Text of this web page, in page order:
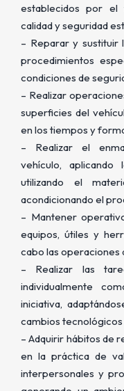
establecidos por el
calidad y seguridad
– Reparar y sustituir
procedimientos
condiciones de
– Realizar
superficies del
en los tiempos y
– Realizar el
vehículo, aplicando
utilizando el
acondicionando el
– Mantener
equipos, útiles y
cabo las operaciones
– Realizar las
individualmente
iniciativa,
cambios
– Adquirir hábitos de
en la práctica de
interpersonales y